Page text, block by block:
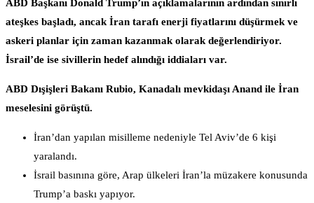
ABD Başkanı Donald Trump’ın açıklamalarının ardından sınırlı
ateşkes başladı, ancak İran tarafı enerji fiyatlarını düşürmek ve
askeri planlar için zaman kazanmak olarak değerlendiriyor.
İsrail’de ise sivillerin hedef alındığı iddiaları var.
ABD Dışişleri Bakanı Rubio, Kanadalı mevkidaşı Anand ile İran
meselesini görüştü.
İran’dan yapılan misilleme nedeniyle Tel Aviv’de 6 kişi
yaralandı.
İsrail basınına göre, Arap ülkeleri İran’la müzakere konusunda
Trump’a baskı yapıyor.